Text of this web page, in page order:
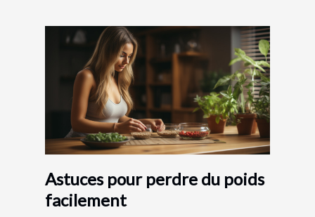
Astuces pour perdre du poids
facilement